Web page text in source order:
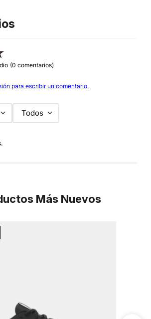
(0 comentarios)
para escribir un comentario.
Todos
Más Nuevos